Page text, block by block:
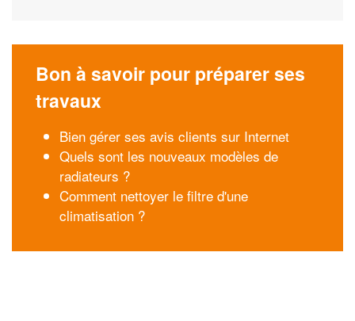
Bon à savoir pour préparer ses
travaux
Bien gérer ses avis clients sur Internet
Quels sont les nouveaux modèles de
radiateurs ?
Comment nettoyer le filtre d'une
climatisation ?